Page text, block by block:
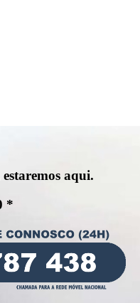
aqui.
*